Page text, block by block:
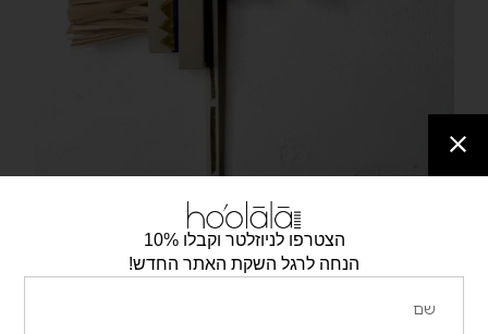
חומרים: עץ / פליז / כפות תמרים
הצטרפו לניוזלטר וקבלו 10%
הנחה לרגל השקת האתר החדש!